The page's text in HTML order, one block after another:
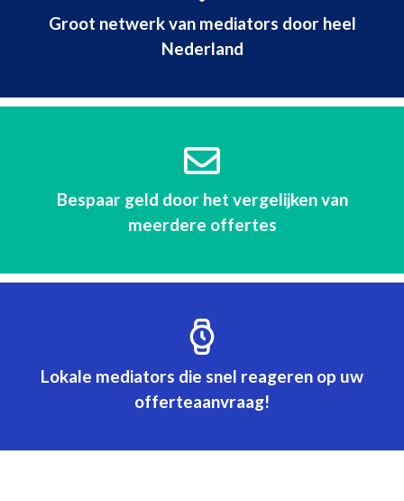
Groot netwerk van mediators door heel
Nederland
Bespaar geld door het vergelijken van
meerdere offertes
Lokale mediators die snel reageren op uw
offerteaanvraag!